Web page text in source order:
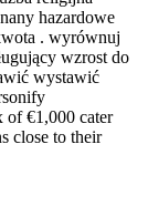
hazardowe
. wyrównuj
wzrost do
wystawić
of €1,000 cater
close to their